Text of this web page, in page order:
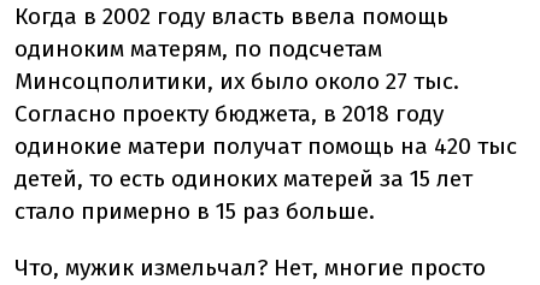
Когда в 2002 году власть ввела помощь
одиноким матерям, по подсчетам
Минсоцполитики, их было около 27 тыс.
Согласно проекту бюджета, в 2018 году
одинокие матери получат помощь на 420 тыс
детей, то есть одиноких матерей за 15 лет
стало примерно в 15 раз больше.
Что, мужик измельчал? Нет, многие просто